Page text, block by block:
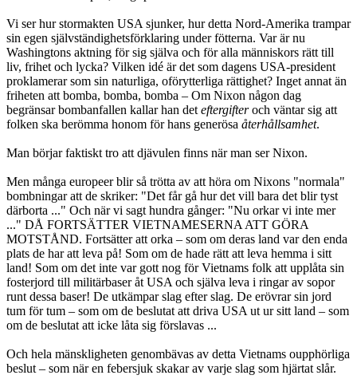
Vi ser hur stormakten USA sjunker, hur detta Nord-Amerika trampar
sin egen självständighetsförklaring under fötterna. Var är nu
Washingtons aktning för sig själva och för alla människors rätt till
liv, frihet och lycka? Vilken idé är det som dagens USA-president
proklamerar som sin naturliga, oförytterliga rättighet? Inget annat än
friheten att bomba, bomba, bomba – Om Nixon någon dag
begränsar bombanfallen kallar han det eftergifteroch väntar sig att
folken ska berömma honom för hans generösa återhållsamhet.
Man börjar faktiskt tro att djävulen finns när man ser Nixon.
Men många europeer blir så trötta av att höra om Nixons "normala"
bombningar att de skriker: "Det får gå hur det vill bara det blir tyst
därborta ..." Och när vi sagt hundra gånger: "Nu orkar vi inte mer
..." DÅ FORTSÄTTER VIETNAMESERNA ATT GÖRA
MOTSTÅND. Fortsätter att orka – som om deras land var den enda
plats de har att leva på! Som om de hade rätt att leva hemma i sitt
land! Som om det inte var gott nog för Vietnams folk att upplåta sin
fosterjord till militärbaser åt USA och själva leva i ringar av sopor
runt dessa baser! De utkämpar slag efter slag. De erövrar sin jord
tum för tum – som om de beslutat att driva USA ut ur sitt land – som
om de beslutat att icke låta sig förslavas ...
Och hela mänskligheten genombävas av detta Vietnams oupphörliga
beslut – som när en febersjuk skakar av varje slag som hjärtat slår.